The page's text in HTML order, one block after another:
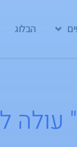
הבלוג